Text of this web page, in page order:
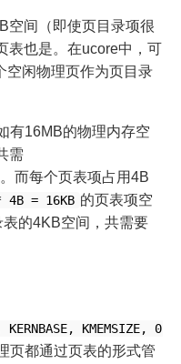
空间（即使页目录项很
表也是。在ucore中，可
空闲物理页作为页目录
有16MB的物理内存空
需
而每个页表项占用4B
4B = 16KB 的页表项空
的4KB空间，共需要
KMEMSIZE, 0,
页都通过页表的形式管